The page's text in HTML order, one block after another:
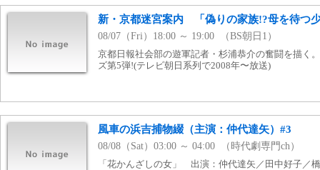
新・京都迷宮案内 「偽りの家族!?母を待つ
08/07（Fri）18:00 ～ 19:00 （BS朝日1）
京都日報社会部の遊軍記者・杉浦恭介の奮闘を描く
ズ第5弾!(テレビ朝日系列で2008年〜放送)
風車の浜吉捕物綴（主演：仲代達矢）#3
08/08（Sat）03:00 ～ 04:00 （時代劇専門ch）
「花かんざしの女」 出演：仲代達矢／田中好子